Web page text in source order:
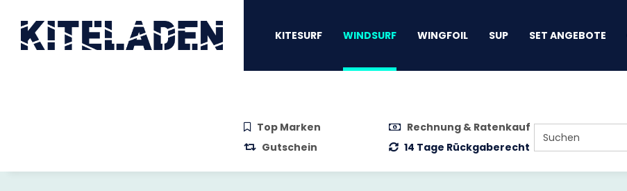
KITESURF WINDSURF WINGFOIL SUP SET ANGEBOTE
Top Marken
Rechnung & Ratenkauf
Gutschein
14 Tage Rückgaberecht